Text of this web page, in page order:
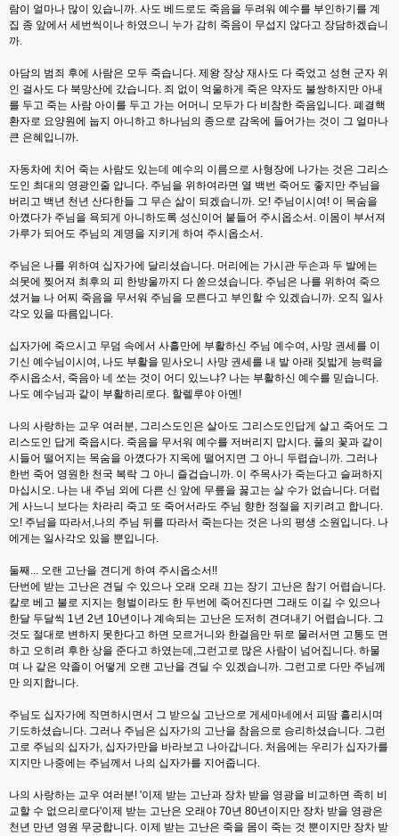
람이 얼마나 많이 있습니까. 사도 베드로도 죽음을 두려워 예수를 부인하기를 계
집 종 앞에서 세번씩이나 하였으니 누가 감히 죽음이 무섭지 않다고 장담하겠습니
까.
아담의 범죄 후에 사람은 모두 죽습니다. 제왕 장상 재사도 다 죽었고 성현 군자 위
인 걸사도 다 북망산에 갔습니다. 죄 없이 억울하게 죽은 약자도 불쌍하지만 아내
를 두고 죽는 사람 아이를 두고 가는 어머니 모두가 다 비참한 죽음입니다. 폐결핵
환자로 요양원에 눕지 아니하고 하나님의 종으로 감옥에 들어가는 것이 그 얼마나
큰 은혜입니까.
자동차에 치어 죽는 사람도 있는데 예수의 이름으로 사형장에 나가는 것은 그리스
도인 최대의 영광인줄 압니다. 주님을 위하여라면 열 백번 죽어도 좋지만 주님을
버리고 백년 천년 산다한들 그 무슨 삶이 되겠습니까. 오! 주님이시여! 이 목숨을
아꼈다가 주님을 욕되게 아니하도록 성신이어 붙들어 주시옵소서. 이몸이 부서져
가루가 되어도 주님의 계명을 지키게 하여 주시옵소서.
주님은 나를 위하여 십자가에 달리셨습니다. 머리에는 가시관 두손과 두 발에는
쇠못에 찢어져 최후의 피 한방울까지 다 쏟으셨습니다. 주님은 나를 위하여 죽으
셨거늘 나 어찌 죽음을 무서워 주님을 모른다고 부인할 수 있겠습니까. 오직 일사
각오 있을 따름입니다.
십자가에 죽으시고 무덤 속에서 사흘만에 부활하신 주님 예수여, 사망 권세를 이
기신 예수님이시여, 나도 부활을 믿사오니 사망 권세를 내 발 아래 짖밟게 능력을
주시옵소서, 죽음아 네 쏘는 것이 어디 있느냐? 나는 부활하신 예수를 믿습니다.
나도 예수님과 같이 부활하리로다. 할렐루야 아멘!
나의 사랑하는 교우 여러분, 그리스도인은 살아도 그리스도인답게 살고 죽어도 그
리스도인 답게 죽읍시다. 죽음을 무서워 예수를 저버리지 맙시다. 풀의 꽃과 같이
시들어 떨어지는 목숨을 아꼈다가 지옥에 떨어지면 그 아니 두렵습니까. 그러나
한번 죽어 영원한 천국 복락 그 아니 즐겁습니까. 이 주목사가 죽는다고 슬퍼하지
마십시오. 나는 내 주님 외에 다른 신 앞에 무릎을 꿇고는 살 수가 없습니다. 더럽
게 사느니 보다는 차라리 죽고 또 죽어서라도 주님 향한 정절을 지키려고 합니다.
오! 주님을 따라서,나의 주님 뒤를 따라서 죽는다는 것은 나의 평생 소원입니다. 나
에게는 일사각오 있을 뿐입니다.
둘째... 오랜 고난을 견디게 하여 주시옵소서!!
단번에 받는 고난은 견딜 수 있으나 오래 오래 끄는 장기 고난은 참기 어렵습니다.
칼로 베고 불로 지지는 형벌이라도 한 두번에 죽어진다면 그래도 이길 수 있으나
한달 두달씩 1년 2년 10년이나 계속되는 고난은 도저히 견뎌내기 어렵습니다. 그
것도 절대로 변하지 못한다고 하면 모르거니와 한걸음만 뒤로 물러서면 고통도 면
하고 오히려 후한 상을 준다고 하였는데,그런고로 많은 사람이 넘어집니다. 하물
며 나 같은 약졸이 어떻게 오랜 고난을 견딜 수 있겠습니까. 그런고로 다만 주님께
만 의지합니다.
주님도 십자가에 직면하시면서 그 받으실 고난으로 게세마네에서 피땀 흘리시며
기도하셨습니다. 그러나 주님은 십자가의 고난을 참음으로 승리하셨습니다. 그런
고로 주님의 십자가, 십자가만을 바라보고 나아갑니다. 처음에는 우리가 십자가를
지지만 나중에는 주님께서 나의 십자가를 지어줍니다.
나의 사랑하는 교우 여러분! '이제 받는 고난과 장차 받을 영광을 비교하면 족히 비
교할 수 없으리로다'이제 받는 고난은 오래야 70년 80년이지만 장차 받을 영광은
천년 만년 영원 무궁합니다. 이제 받는 고난은 죽을 몸이 죽는 것 뿐이지만 장차 받